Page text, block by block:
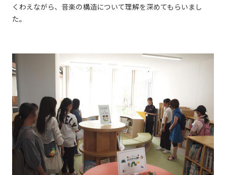
くわえながら、音楽の構造について理解を深めてもらいまし
た。